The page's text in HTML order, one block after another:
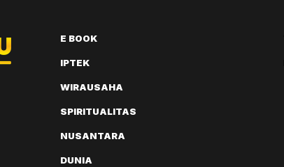
E BOOK
IPTEK
WIRAUSAHA
SPIRITUALITAS
NUSANTARA
DUNIA